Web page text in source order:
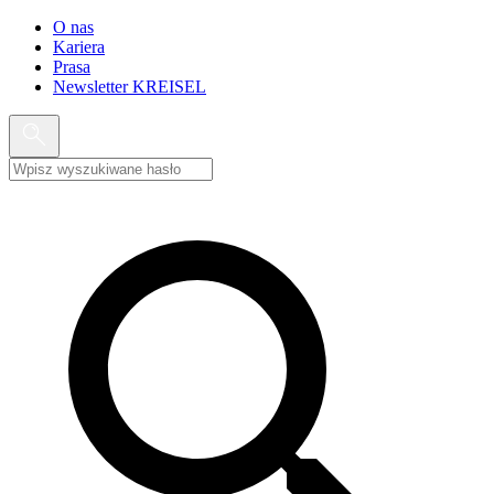
O nas
Kariera
Prasa
Newsletter KREISEL